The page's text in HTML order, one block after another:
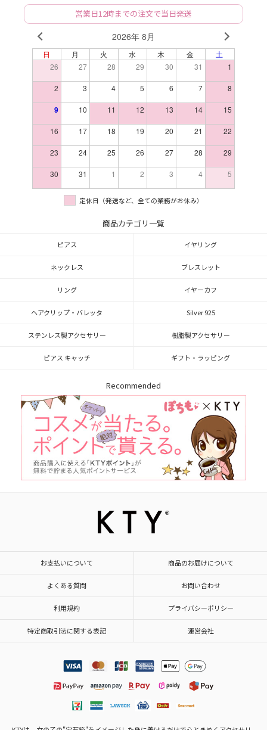
営業日12時までの注文で当日発送
2026年 8月 NEXT
日 月 火 水 木 金
土
26
27 28 29 30 31 1
2 3 4 5 6 7 8
9 10 11 12 13 14 15
16 17 18 19 20 21 22
23 24 25 26 27 28 29
30 31 1 2 3 4 5
定休日（発送など、全ての業務がお休み）
商品カテゴリ一覧
ピアス イヤリング
ネックレス ブレスレット
リング イヤーカフ
ヘアクリップ・バレッタ Silver 925
ステンレス製アクセサリー 樹脂製アクセサリー
ピアス キャッチ ギフト・ラッピング
Recommended
お支払いについて 商品のお届けについて
よくある質問 お問い合わせ
利用規約 プライバシーポリシー
特定商取引法に関する表記 運営会社